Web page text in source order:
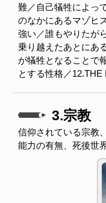
難／自己犠牲によっ
のなかにあるマゾヒ
強い／誰もやりたが
乗り越えたあとにあ
が犠牲となることで
とする性格／12.THE
3.宗教
信仰されている宗教
能力の有無、死後世